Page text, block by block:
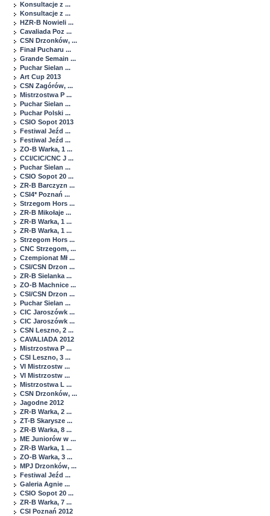
Konsultacje z ...
Konsultacje z ...
HZR-B Nowieli ...
Cavaliada Poz ...
CSN Drzonków, ...
Finał Pucharu ...
Grande Semain ...
Puchar Sielan ...
Art Cup 2013
CSN Zagórów, ...
Mistrzostwa P ...
Puchar Sielan ...
Puchar Polski ...
CSIO Sopot 2013
Festiwal Jeźd ...
Festiwal Jeźd ...
ZO-B Warka, 1 ...
CCI/CIC/CNC J ...
Puchar Sielan ...
CSIO Sopot 20 ...
ZR-B Barczyzn ...
CSI4* Poznań ...
Strzegom Hors ...
ZR-B Mikołaje ...
ZR-B Warka, 1 ...
ZR-B Warka, 1 ...
Strzegom Hors ...
CNC Strzegom, ...
Czempionat Mł ...
CSI/CSN Drzon ...
ZR-B Sielanka ...
ZO-B Machnice ...
CSI/CSN Drzon ...
Puchar Sielan ...
CIC Jaroszówk ...
CIC Jaroszówk ...
CSN Leszno, 2 ...
CAVALIADA 2012
Mistrzostwa P ...
CSI Leszno, 3 ...
VI Mistrzostw ...
VI Mistrzostw ...
Mistrzostwa L ...
CSN Drzonków, ...
Jagodne 2012
ZR-B Warka, 2 ...
ZT-B Skarysze ...
ZR-B Warka, 8 ...
ME Juniorów w ...
ZR-B Warka, 1 ...
ZO-B Warka, 3 ...
MPJ Drzonków, ...
Festiwal Jeźd ...
Galeria Agnie ...
CSIO Sopot 20 ...
ZR-B Warka, 7 ...
CSI Poznań 2012